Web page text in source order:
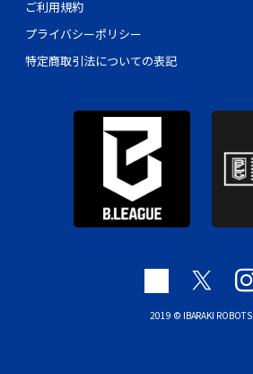
ご利用規約
プライバシーポリシー
特定商取引法についての表記
2019 © IBARAKI ROBOTS